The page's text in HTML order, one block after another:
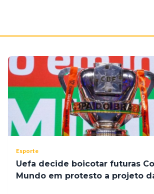
Esporte
Uefa decide boicotar futuras
Mundo em protesto a projeto